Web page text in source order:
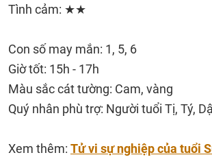
Tình cảm: ★★
Con số may mắn: 1, 5, 6
Giờ tốt: 15h - 17h
Màu sắc cát tường: Cam, vàng
Quý nhân phù trợ: Người tuổi Tị, Tý,
Xem thêm: Tử vi sự nghiệp của tuổi